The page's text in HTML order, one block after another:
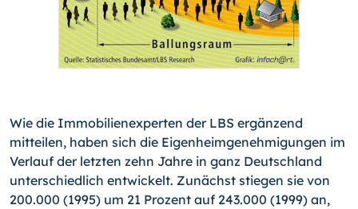
Wie die Immobilienexperten der LBS ergänzend
mitteilen, haben sich die Eigenheimgenehmigungen im
Verlauf der letzten zehn Jahre in ganz Deutschland
unterschiedlich entwickelt. Zunächst stiegen sie von
200.000 (1995) um 21 Prozent auf 243.000 (1999) an,